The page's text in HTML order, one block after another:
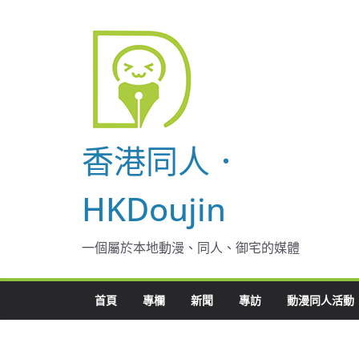
香港同人．
HKDoujin
一個屬於本地動漫、同人、御宅的媒體
首頁 專欄 新聞 專訪 動漫同人活動